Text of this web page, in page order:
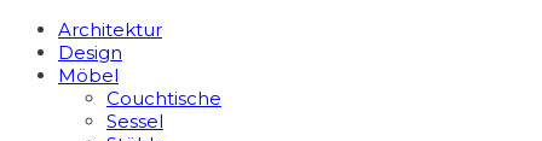
Architektur
Design
Möbel
Couchtische
Sessel